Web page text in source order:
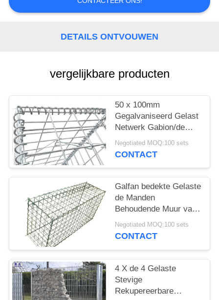
DETAILS ONTVOUWEN
vergelijkbare producten
50 x 100mm
Gegalvaniseerd Gelast
Netwerk Gabion/de
Gelaste Muur van de
Steenkooi
Negotiated MOQ:100 sets
CONTACT
Galfan bedekte Gelaste
de Manden
Behoudende Muur van
Draadgabion, Gabion-
de Dozen van het
Negotiated MOQ:100 sets
CONTACT
4 X de 4 Gelaste
Stevige
Rekupereerbare